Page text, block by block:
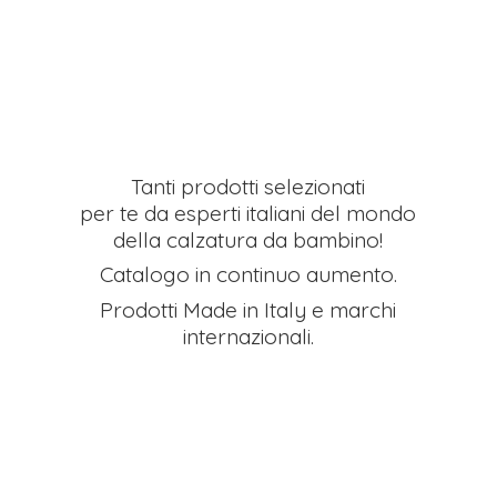
Tanti prodotti selezionati
per te da esperti italiani del mondo
della calzatura da bambino!
Catalogo in continuo aumento.
Prodotti Made in Italy e marchi
internazionali.